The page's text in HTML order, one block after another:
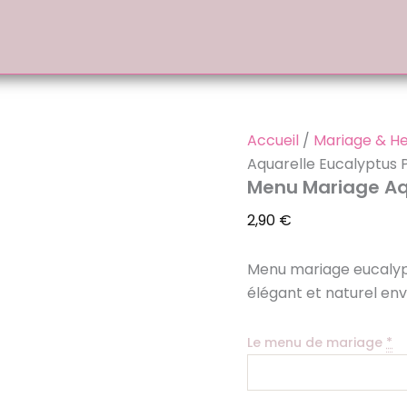
Accueil / Mariage &
Aquarelle Eucalyptus
Menu Mariage
2,90 €
Menu mariage
élégant et naturel
Le menu de mariage *
Aquarelle
PDF